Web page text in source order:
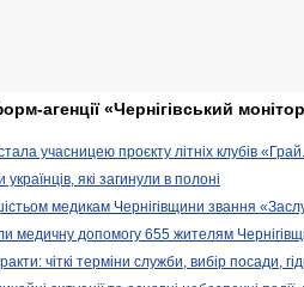
агенції «Чернігівський
учасницею проєкту літніх клубів
які загинули в полоні
медикам Чернігівщини звання
медичну допомогу 655 жителям
чіткі терміни служби, вибір посади,